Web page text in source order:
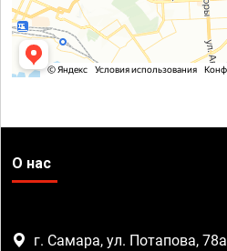
О нас
г. Самара, ул. Потапова, 78а